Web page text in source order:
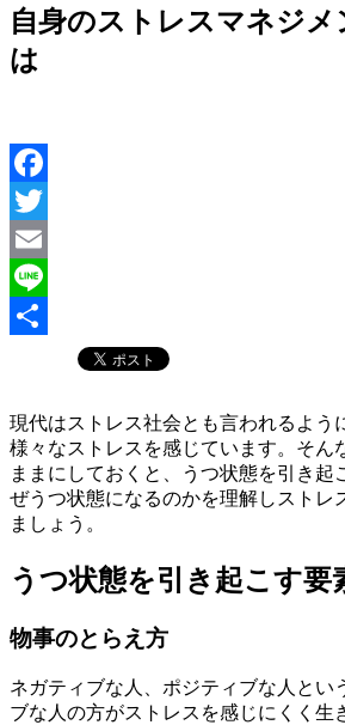
自身のストレスマネジメ
は
Facebook
Twitter
Email
Line
現代はストレス社会とも言われるよう
様々なストレスを感じています。そん
ままにしておくと、うつ状態を引き起
ぜうつ状態になるのかを理解しストレ
ましょう。
うつ状態を引き起こす要
物事のとらえ方
ネガティブな人、ポジティブな人とい
ブな人の方がストレスを感じにくく生